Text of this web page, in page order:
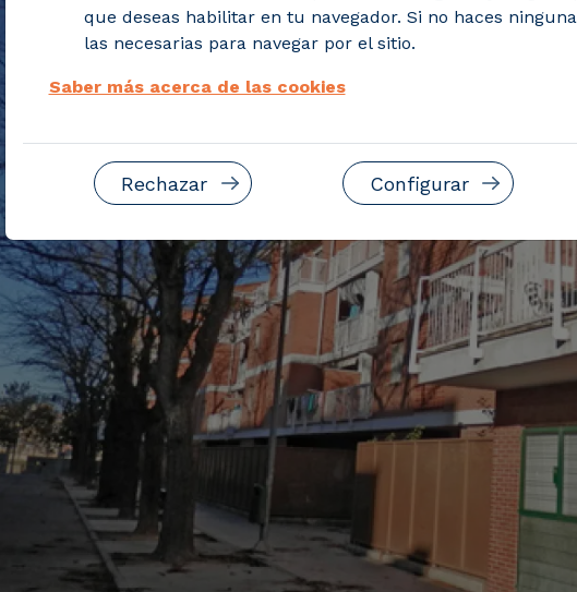
que deseas habilitar en tu navegador. Si no haces
las necesarias para navegar por el sitio.
Saber más acerca de las cookies
Rechazar Configurar